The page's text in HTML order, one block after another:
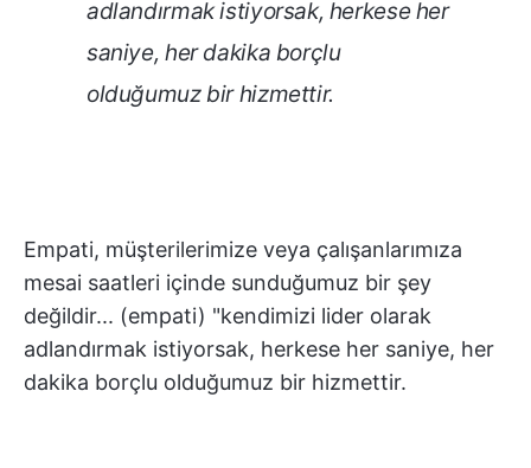
adlandırmak istiyorsak, herkese her
saniye, her dakika borçlu
olduğumuz bir hizmettir.
Empati, müşterilerimize veya çalışanlarımıza
mesai saatleri içinde sunduğumuz bir şey
değildir... (empati) "kendimizi lider olarak
adlandırmak istiyorsak, herkese her saniye, her
dakika borçlu olduğumuz bir hizmettir.